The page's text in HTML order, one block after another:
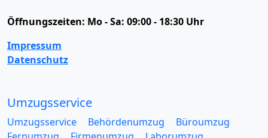
Öffnungszeiten: Mo - Sa: 09:00 - 18:30 Uhr
Impressum
Datenschutz
Umzugsservice
Umzugsservice Behördenumzug
Büroumzug